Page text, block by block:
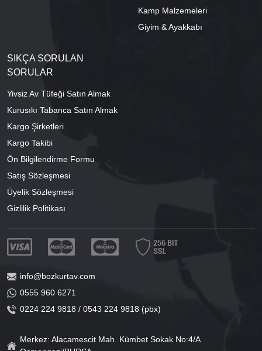
Kamp Malzemeleri
Giyim & Ayakkabı
SIKÇA SORULAN
SORULAR
Yivsiz Av Tüfeği Satın Almak
Kurusıkı Tabanca Satın Almak
Kargo Şirketleri
Kargo Takibi
Ön Bilgilendirme Formu
Satış Sözleşmesi
Üyelik Sözleşmesi
Gizlilik Politikası
info@bozkurtav.com
0555 960 6271
0224 224 9818 / 0543 224 9818 (pbx)
Merkez: Alacamescit Mah. Kümbet Sokak No:4/A